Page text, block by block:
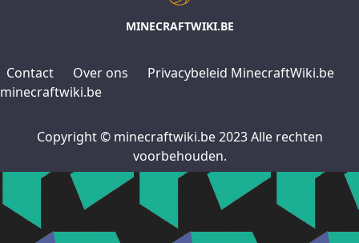
MINECRAFTWIKI.BE
Contact Over ons
Privacybeleid MinecraftWiki.be
minecraftwiki.be
Copyright © minecraftwiki.be 2023 Alle rechten
voorbehouden.